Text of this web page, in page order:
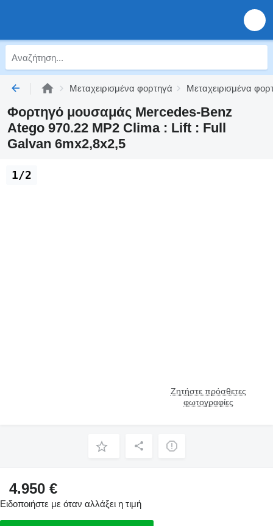
Μεταχειρισμένα φορτηγά Μεταχειρισμένα
Φορτηγό μουσαμάς Mercedes-Benz
Atego 970.22 MP2 Clima : Lift : Full
Galvan 6mx2,8x2,5
Ζητήστε πρόσθετες
φωτογραφίες
1/2
4.950 €
Ειδοποιήστε με όταν αλλάξει η τιμή